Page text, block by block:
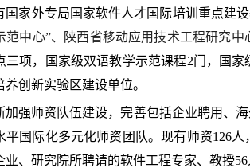
国家外专局国家软件人才国际培训重点建
范中心”、陕西省移动应用技术工程研究中
三项，国家级双语教学示范课程2门，国家
创新实验区建设单位。
加强师资队伍建设，完善包括企业聘用、
平国际化多元化师资团队。现有师资126人
业、研究院所聘请的软件工程专家、教授56